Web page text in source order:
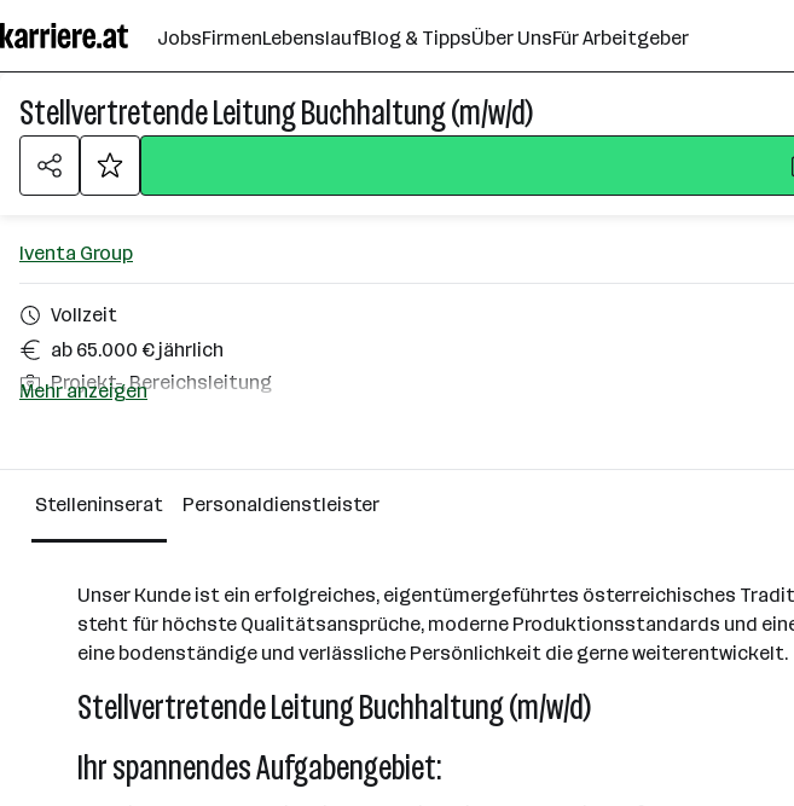
Seiteninhalt
springen
JobsFirmenLebenslaufBlog & TippsÜber UnsFür Arbeitgeber
Stellvertretende Leitung Buchhaltung (m/w/d)
Iventa Group
Vollzeit
ab 65.000 € jährlich
Projekt-, Bereichsleitung
Über das Unternehmen
Wien
Mehr anzeigen
Stelleninserat Personaldienstleister
Unser Kunde ist ein erfolgreiches, eigentümergeführtes österreichisches
steht für höchste Qualitätsansprüche, moderne Produktionsstandards und
eine bodenständige und verlässliche Persönlichkeit die gerne weiterentwickelt.
Stellvertretende Leitung Buchhaltung (m/w/d)
Ihr spannendes Aufgabengebiet: